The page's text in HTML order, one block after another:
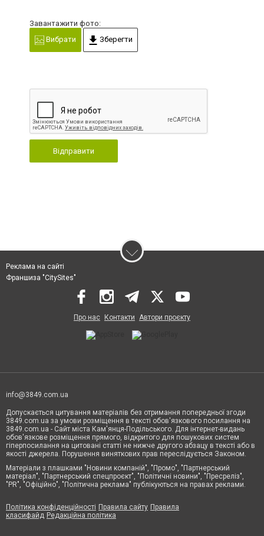
Завантажити фото:
Вибрати
Зберегти
Відправити
Реклама на сайті
Франшиза "CitySites"
Про нас Контакти Автори проєкту
info@3849.com.ua
Допускається цитування матеріалів без отримання попередньої згоди
3849.com.ua за умови розміщення в тексті обов'язкового посилання на
3849.com.ua - Сайт міста Кам'янця-Подільського. Для інтернет-видань
обов'язкове розміщення прямого, відкритого для пошукових систем
гіперпосилання на цитовані статті не нижче другого абзацу в тексті або в
якості джерела. Порушення виняткових прав переслідується Законом.
Матеріали з плашками "Новини компаній", "Промо", "Партнерський
матеріал", "Партнерський спецпроєкт", "Політичні новини", "Пресреліз",
"PR", "Офіційно", "Політична реклама" публікуються на правах реклами.
Політика конфіденційності Правила сайту Правила
класифайд Редакційна політика